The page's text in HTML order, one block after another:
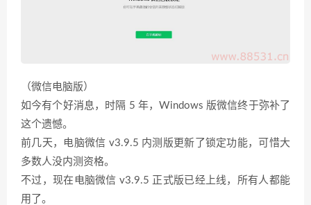
（微信电脑版）
如今有个好消息，时隔 5 年，Windows 版微信终于弥补了
这个遗憾。
前几天，电脑微信 v3.9.5 内测版更新了锁定功能，可惜大
多数人没内测资格。
不过，现在电脑微信 v3.9.5 正式版已经上线，所有人都能
用了。